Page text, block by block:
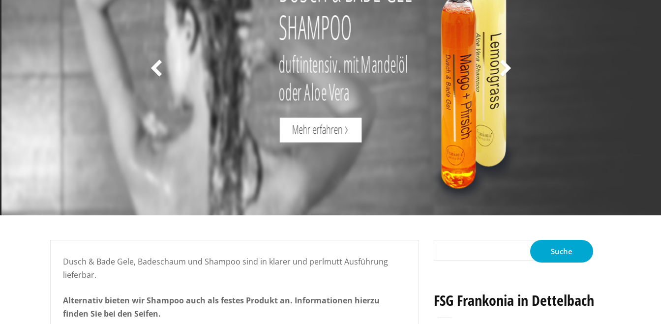
Dusch & Bade Gele, Badeschaum und Shampoo sind in klarer und perlmutt Ausführung
lieferbar.
Alternativ bieten wir Shampoo auch als festes Produkt an. Informationen hierzu
finden Sie bei den Seifen.
nach:
FSG Frankonia in Dettelbach